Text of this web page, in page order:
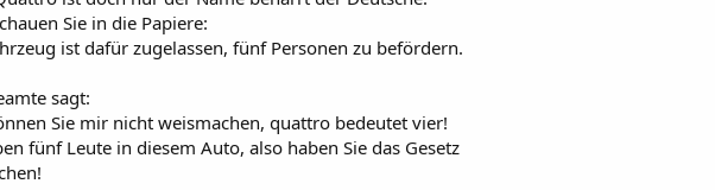
Sie in die Papiere:
ist dafür zugelassen, fünf Personen zu befördern.
sagt:
Sie mir nicht weismachen, quattro bedeutet vier!
fünf Leute in diesem Auto, also haben Sie das Gesetz